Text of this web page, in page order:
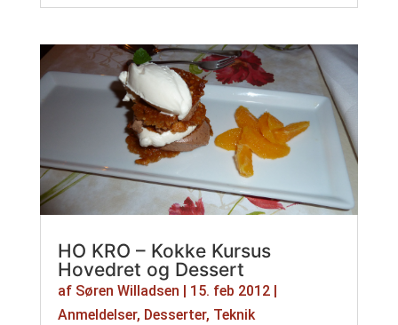
HO KRO – Kokke Kursus
Hovedret og Dessert
af Søren Willadsen 15. feb 2012|
Anmeldelser, Desserter, Teknik